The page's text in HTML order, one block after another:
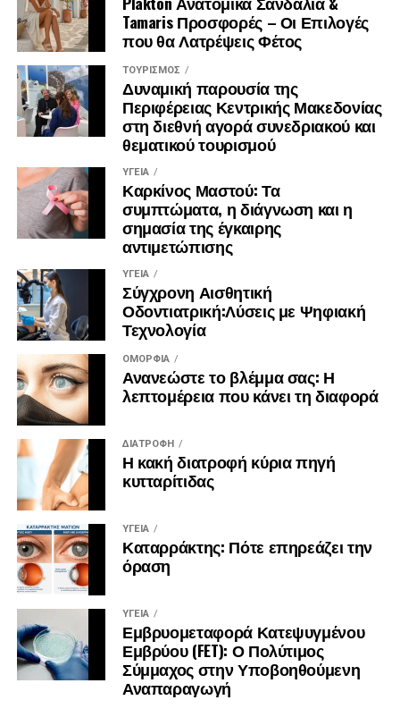
Tamaris Προσφορές – Οι Επιλογές
που θα Λατρέψεις Φέτος
ΤΟΥΡΙΣΜΌΣ
Δυναμική παρουσία της
Περιφέρειας Κεντρικής Μακεδονίας
στη διεθνή αγορά συνεδριακού και
θεματικού τουρισμού
ΥΓΕΊΑ
Καρκίνος Μαστού: Τα
συμπτώματα, η διάγνωση και η
σημασία της έγκαιρης
αντιμετώπισης
ΥΓΕΊΑ
Σύγχρονη Αισθητική
Οδοντιατρική:Λύσεις με Ψηφιακή
Τεχνολογία
ΟΜΟΡΦΙΆ
Ανανεώστε το βλέμμα σας: Η
λεπτομέρεια που κάνει τη διαφορά
ΔΙΑΤΡΟΦΉ
Η κακή διατροφή κύρια πηγή
κυτταρίτιδας
ΥΓΕΊΑ
Καταρράκτης: Πότε επηρεάζει την
όραση
ΥΓΕΊΑ
Εμβρυομεταφορά Κατεψυγμένου
Εμβρύου (FET): Ο Πολύτιμος
Σύμμαχος στην Υποβοηθούμενη
Αναπαραγωγή